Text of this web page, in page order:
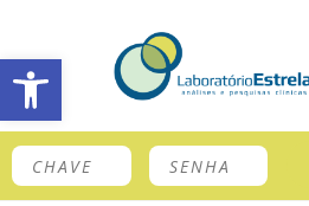
Barra de Ferramentas Aberta